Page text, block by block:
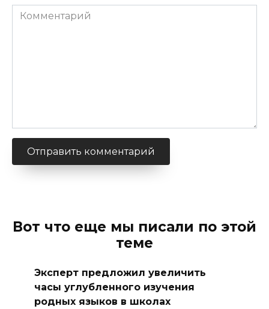
Комментарий
Вот что еще мы писали по этой
теме
Эксперт предложил увеличить
часы углубленного изучения
родных языков в школах